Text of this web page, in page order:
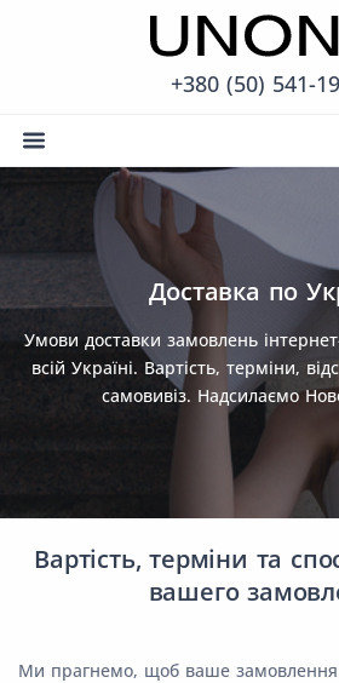
+380 (50) 541-
Доставка по
Умови доставки замовлень
всій Україні. Вартість, терміни,
самовивіз. Надсилаємо
Вартість, терміни та
вашего
Ми прагнемо, щоб ваше